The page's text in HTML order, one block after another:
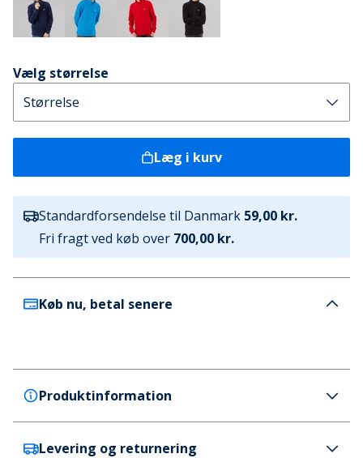
Vælg størrelse
Læg i kurv
Standardforsendelse til Danmark 59,00 kr.
Fri fragt ved køb over 700,00 kr.
Køb nu, betal senere
Produktinformation
Trespass
Levering og returnering